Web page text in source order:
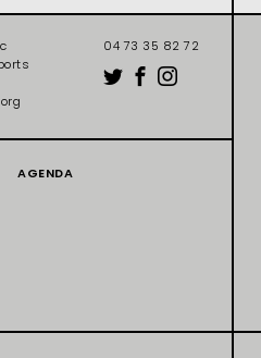
04 73 35 82 72
AGENDA